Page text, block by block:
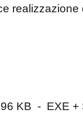
KB - EXE +